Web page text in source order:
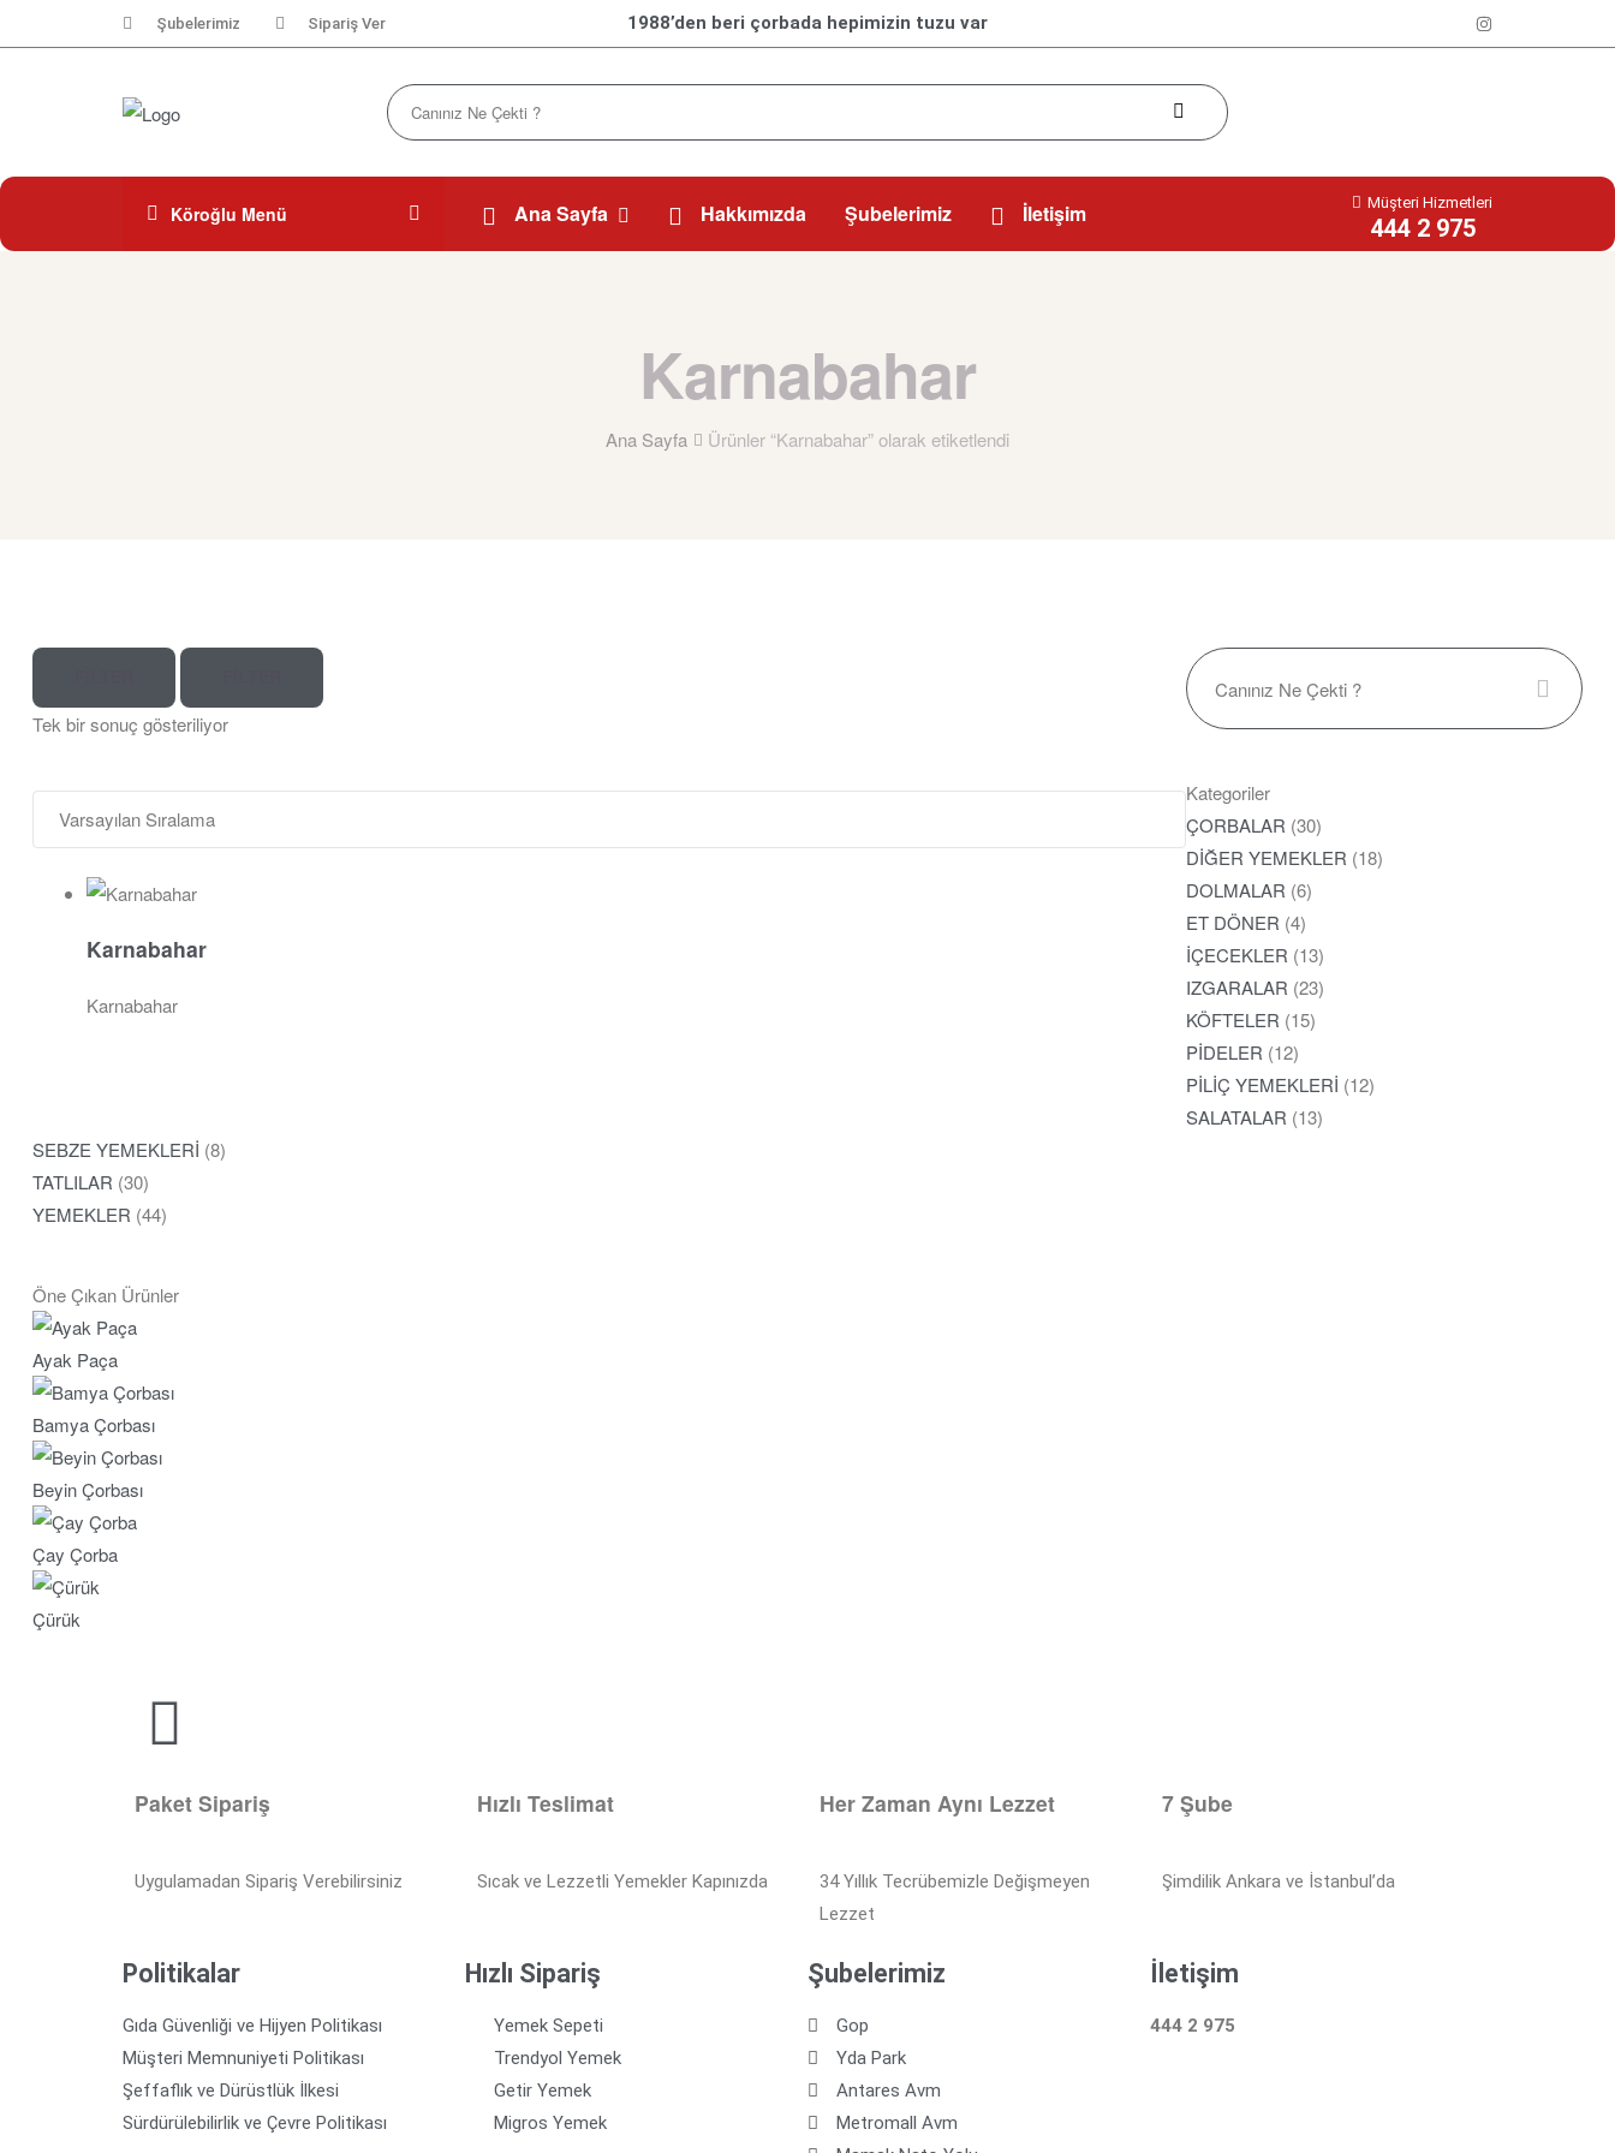
Şubelerimiz Sipariş Ver 1988’den beri çorbada hepimizin tuzu var
Köroğlu Menü Ana Sayfa Hakkımızda Şubelerimiz İletişim Müşteri Hizmetleri
444 2 975
Karnabahar
Ana Sayfa Ürünler “Karnabahar” olarak etiketlendi
Tek bir sonuç gösteriliyor
Karnabahar
Karnabahar
Kategoriler
ÇORBALAR (30)
DİĞER YEMEKLER (18)
DOLMALAR (6)
ET DÖNER (4)
İÇECEKLER (13)
IZGARALAR (23)
KÖFTELER (15)
PİDELER (12)
PİLİÇ YEMEKLERİ (12)
SALATALAR (13)
SEBZE YEMEKLERİ (8)
TATLILAR (30)
YEMEKLER (44)
Öne Çıkan Ürünler
Ayak Paça
Bamya Çorbası
Beyin Çorbası
Çay Çorba
Çürük
Paket Sipariş
Uygulamadan Sipariş Verebilirsiniz
Hızlı Teslimat
Sıcak ve Lezzetli Yemekler Kapınızda
Her Zaman Aynı Lezzet
34 Yıllık Tecrübemizle Değişmeyen
Lezzet
7 Şube
Şimdilik Ankara ve İstanbul’da
Politikalar
Gıda Güvenliği ve Hijyen Politikası
Müşteri Memnuniyeti Politikası
Şeffaflık ve Dürüstlük İlkesi
Sürdürülebilirlik ve Çevre Politikası
Hızlı Sipariş
Yemek Sepeti
Trendyol Yemek
Getir Yemek
Migros Yemek
Şubelerimiz
Gop
Yda Park
Antares Avm
Metromall Avm
İletişim
444 2 975